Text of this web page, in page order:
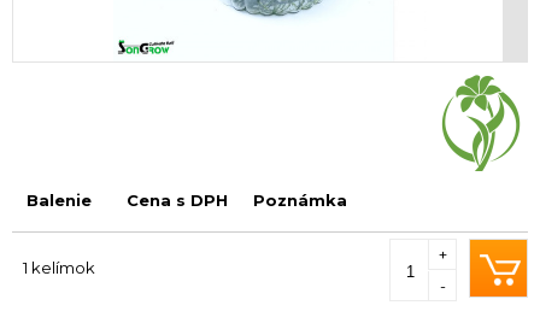
Balenie Cena s DPH Poznámka
1 kelímok
-
+